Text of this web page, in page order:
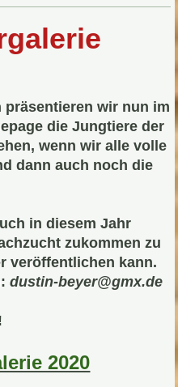
wir nun im
die Jungtiere der
wenn wir alle volle
dann auch noch die
in diesem Jahr
zukommen zu
veröffentlichen kann.
dustin-beyer@gmx.de
2020